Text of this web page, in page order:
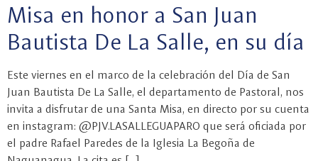
Misa en honor a San Juan
Bautista De La Salle, en su día
Este viernes en el marco de la celebración del Día de San
Juan Bautista De La Salle, el departamento de Pastoral, nos
invita a disfrutar de una Santa Misa, en directo por su cuenta
en instagram: @PJV.LASALLEGUAPARO que será oficiada por
el padre Rafael Paredes de la Iglesia La Begoña de